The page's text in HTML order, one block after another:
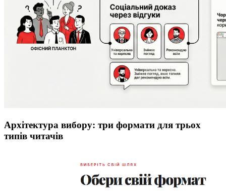
Архітектура вибору: три формати для трьох
типів читачів